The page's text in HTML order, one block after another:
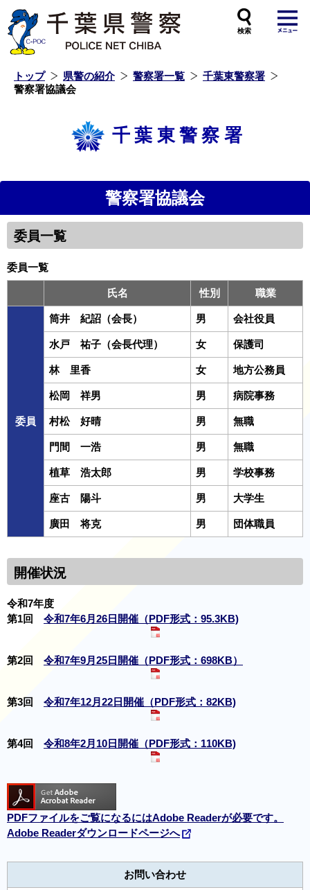
トップ 県警の紹介 警察署一覧
千葉東警察署
警察署協議会
千葉東警察署
警察署協議会
委員一覧
委員一覧
氏名 性別 職業
委員
筒井 紀詔（会長） 男 会社役員
水戸 祐子（会長代理） 女 保護司
林 里香 女 地方公務員
松岡 祥男 男 病院事務
村松 好晴 男 無職
門間 一浩 男 無職
植草 浩太郎 男 学校事務
座古 陽斗 男 大学生
廣田 将克 男 団体職員
開催状況
令和7年度
第1回 令和7年6月26日開催（PDF形式：95.3KB)
第2回 令和7年9月25日開催（PDF形式：698KB）
第3回 令和7年12月22日開催（PDF形式：82KB)
第4回 令和8年2月10日開催（PDF形式：110KB)
PDFファイルをご覧になるにはAdobe Readerが必要です。
Adobe Readerダウンロードページへ
お問い合わせ